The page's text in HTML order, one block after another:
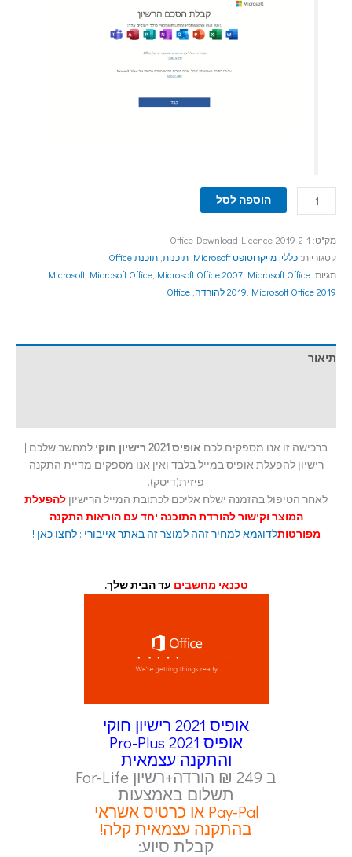
הוספה לסל
מק"ט: Office-Download-Licence-2019-2-1
קטגוריות: כללי, מייקרוסופט Microsoft , תוכנות, תוכנת Office
תגיות:
Microsoft, Microsoft Office, Microsoft Office 2007, Microsoft Office
2019, Microsoft Office 2019 להורדה ,
Office
תיאור
ברכישה זו אנו מספקים לכם אופיס 2021 רישיון חוקי
למחשב שלכם |
רישיון להפעלת אופיס במייל בלבד ואין אנו מספקים מדיית התקנה
פיזית(דיסק).
לאחר הטיפול בהזמנה ישלח אליכם לכתובת המייל הרישיון להפעלת
המוצר וקישור להורדת התוכנה יחד עם הוראות התקנה
מפורטותלדוגמא למחיר זהה למוצר זה באתר אייבורי : לחצו כאן !
טכנאי מחשבים עד הבית שלך.
אופיס 2021 רישיון חוקי
אופיס Pro-Plus 2021
והתקנה עצמאית
ב 249 ₪ הורדה+רשיון For-Life
תשלום באמצעות
Pay-Pal או כרטיס אשראי
בהתקנה עצמאית קלה!
קבלת סיוע: